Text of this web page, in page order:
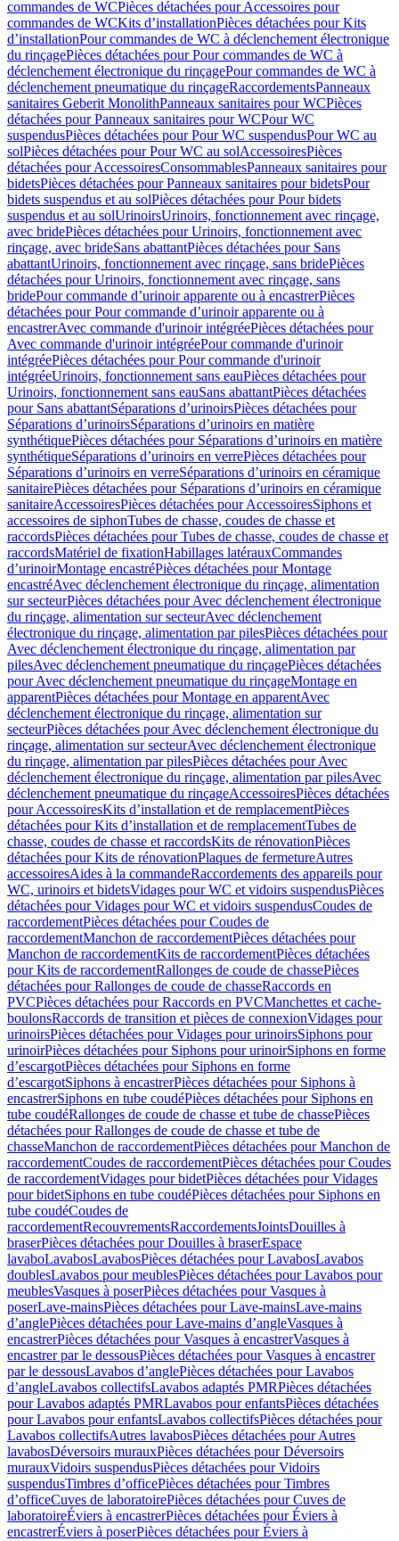
commandes de WCPièces détachées pour Accessoires pour
commandes de WCKits d’installationPièces détachées pour Kits
d’installationPour commandes de WC à déclenchement électronique
du rinçagePièces détachées pour Pour commandes de WC à
déclenchement électronique du rinçagePour commandes de WC à
déclenchement pneumatique du rinçageRaccordementsPanneaux
sanitaires Geberit MonolithPanneaux sanitaires pour WCPièces
détachées pour Panneaux sanitaires pour WCPour WC
suspendusPièces détachées pour Pour WC suspendusPour WC au
solPièces détachées pour Pour WC au solAccessoiresPièces
détachées pour AccessoiresConsommablesPanneaux sanitaires pour
bidetsPièces détachées pour Panneaux sanitaires pour bidetsPour
bidets suspendus et au solPièces détachées pour Pour bidets
suspendus et au solUrinoirsUrinoirs, fonctionnement avec rinçage,
avec bridePièces détachées pour Urinoirs, fonctionnement avec
rinçage, avec brideSans abattantPièces détachées pour Sans
abattantUrinoirs, fonctionnement avec rinçage, sans bridePièces
détachées pour Urinoirs, fonctionnement avec rinçage, sans
bridePour commande d’urinoir apparente ou à encastrerPièces
détachées pour Pour commande d’urinoir apparente ou à
encastrerAvec commande d'urinoir intégréePièces détachées pour
Avec commande d'urinoir intégréePour commande d'urinoir
intégréePièces détachées pour Pour commande d'urinoir
intégréeUrinoirs, fonctionnement sans eauPièces détachées pour
Urinoirs, fonctionnement sans eauSans abattantPièces détachées
pour Sans abattantSéparations d’urinoirsPièces détachées pour
Séparations d’urinoirsSéparations d’urinoirs en matière
synthétiquePièces détachées pour Séparations d’urinoirs en matière
synthétiqueSéparations d’urinoirs en verrePièces détachées pour
Séparations d’urinoirs en verreSéparations d’urinoirs en céramique
sanitairePièces détachées pour Séparations d’urinoirs en céramique
sanitaireAccessoiresPièces détachées pour AccessoiresSiphons et
accessoires de siphonTubes de chasse, coudes de chasse et
raccordsPièces détachées pour Tubes de chasse, coudes de chasse et
raccordsMatériel de fixationHabillages latérauxCommandes
dʼurinoirMontage encastréPièces détachées pour Montage
encastréAvec déclenchement électronique du rinçage, alimentation
sur secteurPièces détachées pour Avec déclenchement électronique
du rinçage, alimentation sur secteurAvec déclenchement
électronique du rinçage, alimentation par pilesPièces détachées pour
Avec déclenchement électronique du rinçage, alimentation par
pilesAvec déclenchement pneumatique du rinçagePièces détachées
pour Avec déclenchement pneumatique du rinçageMontage en
apparentPièces détachées pour Montage en apparentAvec
déclenchement électronique du rinçage, alimentation sur
secteurPièces détachées pour Avec déclenchement électronique du
rinçage, alimentation sur secteurAvec déclenchement électronique
du rinçage, alimentation par pilesPièces détachées pour Avec
déclenchement électronique du rinçage, alimentation par pilesAvec
déclenchement pneumatique du rinçageAccessoiresPièces détachées
pour AccessoiresKits d’installation et de remplacementPièces
détachées pour Kits d’installation et de remplacementTubes de
chasse, coudes de chasse et raccordsKits de rénovationPièces
détachées pour Kits de rénovationPlaques de fermetureAutres
accessoiresAides à la commandeRaccordements des appareils pour
WC, urinoirs et bidetsVidages pour WC et vidoirs suspendusPièces
détachées pour Vidages pour WC et vidoirs suspendusCoudes de
raccordementPièces détachées pour Coudes de
raccordementManchon de raccordementPièces détachées pour
Manchon de raccordementKits de raccordementPièces détachées
pour Kits de raccordementRallonges de coude de chassePièces
détachées pour Rallonges de coude de chasseRaccords en
PVCPièces détachées pour Raccords en PVCManchettes et cache-
boulonsRaccords de transition et pièces de connexionVidages pour
urinoirsPièces détachées pour Vidages pour urinoirsSiphons pour
urinoirPièces détachées pour Siphons pour urinoirSiphons en forme
d’escargotPièces détachées pour Siphons en forme
d’escargotSiphons à encastrerPièces détachées pour Siphons à
encastrerSiphons en tube coudéPièces détachées pour Siphons en
tube coudéRallonges de coude de chasse et tube de chassePièces
détachées pour Rallonges de coude de chasse et tube de
chasseManchon de raccordementPièces détachées pour Manchon de
raccordementCoudes de raccordementPièces détachées pour Coudes
de raccordementVidages pour bidetPièces détachées pour Vidages
pour bidetSiphons en tube coudéPièces détachées pour Siphons en
tube coudéCoudes de
raccordementRecouvrementsRaccordementsJointsDouilles à
braserPièces détachées pour Douilles à braserEspace
lavaboLavabosLavabosPièces détachées pour LavabosLavabos
doublesLavabos pour meublesPièces détachées pour Lavabos pour
meublesVasques à poserPièces détachées pour Vasques à
poserLave-mainsPièces détachées pour Lave-mainsLave-mains
d’anglePièces détachées pour Lave-mains d’angleVasques à
encastrerPièces détachées pour Vasques à encastrerVasques à
encastrer par le dessousPièces détachées pour Vasques à encastrer
par le dessousLavabos d’anglePièces détachées pour Lavabos
d’angleLavabos collectifsLavabos adaptés PMRPièces détachées
pour Lavabos adaptés PMRLavabos pour enfantsPièces détachées
pour Lavabos pour enfantsLavabos collectifsPièces détachées pour
Lavabos collectifsAutres lavabosPièces détachées pour Autres
lavabosDéversoirs murauxPièces détachées pour Déversoirs
murauxVidoirs suspendusPièces détachées pour Vidoirs
suspendusTimbres dʼofficePièces détachées pour Timbres
dʼofficeCuves de laboratoirePièces détachées pour Cuves de
laboratoireÉviers à encastrerPièces détachées pour Éviers à
encastrerÉviers à poserPièces détachées pour Éviers à